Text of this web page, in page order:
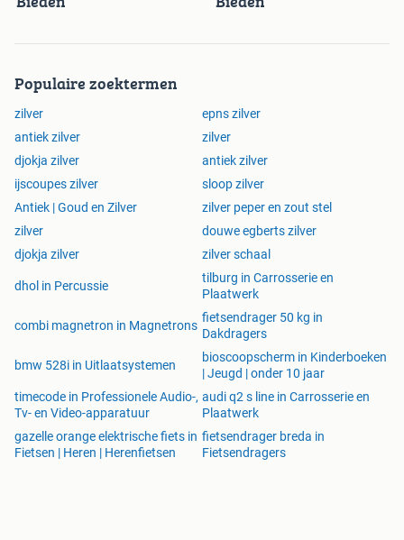
Populaire zoektermen
zilver
epns zilver
antiek zilver
zilver
djokja zilver
antiek zilver
ijscoupes zilver
sloop zilver
Antiek | Goud en Zilver
zilver peper en zout stel
zilver
douwe egberts zilver
djokja zilver
zilver schaal
dhol in Percussie
tilburg in Carrosserie en
Plaatwerk
combi magnetron in Magnetrons
fietsendrager 50 kg in
Dakdragers
bmw 528i in Uitlaatsystemen
bioscoopscherm in Kinderboeken
| Jeugd | onder 10 jaar
timecode in Professionele Audio-,
Tv- en Video-apparatuur
audi q2 s line in Carrosserie en
Plaatwerk
gazelle orange elektrische fiets in
Fietsen | Heren | Herenfietsen
fietsendrager breda in
Fietsendragers